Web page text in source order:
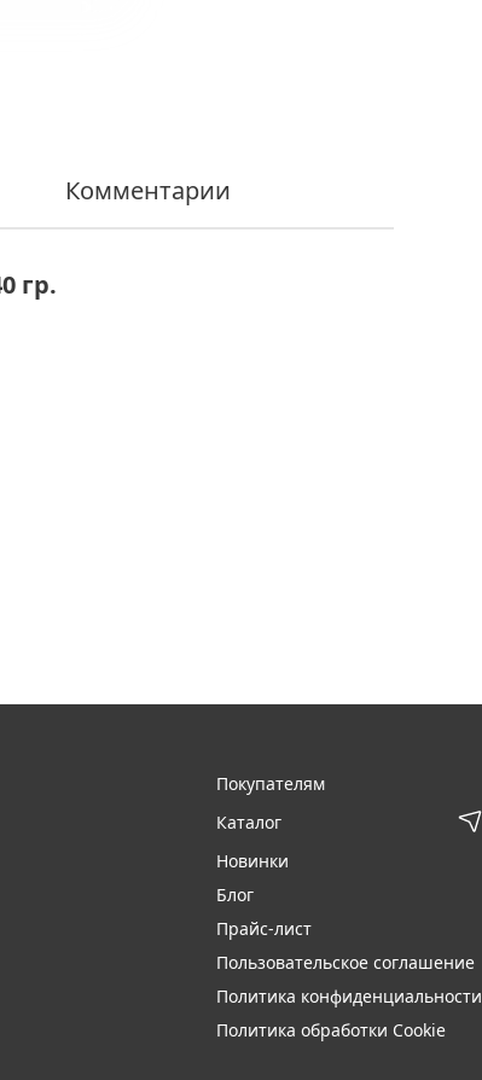
Комментарии
гр.
Покупателям
Каталог
Новинки
Блог
Прайс-лист
Пользовательское соглашение
Политика конфиденциальности
Политика обработки Cookie